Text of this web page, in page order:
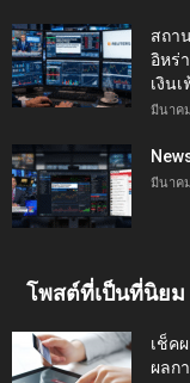
สถา
อิหร่
เงิน
มีนาค
มีนาค
โพสต์ที่เป็นที่นิยม
เช็ค
ผลก